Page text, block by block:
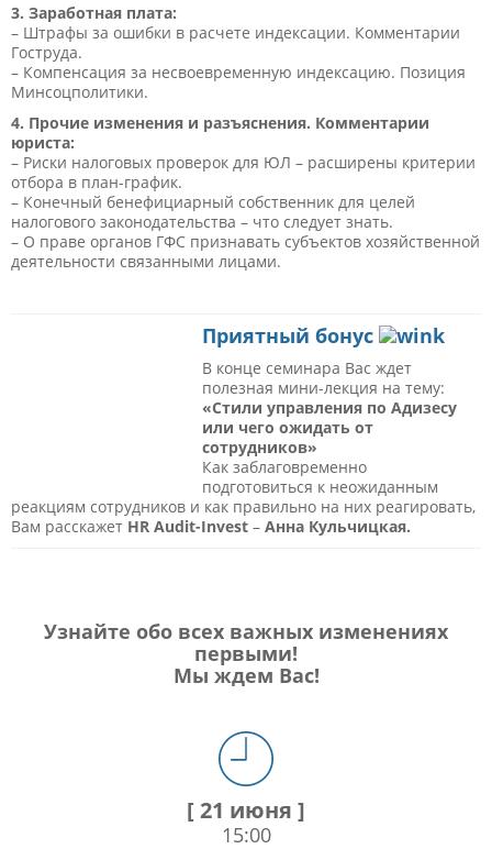
3. Заработная плата:
– Штрафы за ошибки в расчете индексации. Комментарии
Гоструда.
– Компенсация за несвоевременную индексацию. Позиция
Минсоцполитики.
4. Прочие изменения и разъяснения. Комментарии
юриста:
– Риски налоговых проверок для ЮЛ – расширены критерии
отбора в план-график.
– Конечный бенефициарный собственник для целей
налогового законодательства – что следует знать.
– О праве органов ГФС признавать субъектов хозяйственной
деятельности связанными лицами.
Приятный бонус
В конце семинара Вас ждет
полезная мини-лекция на тему:
«Стили управления по Адизесу
или чего ожидать от
сотрудников»
Как заблаговременно
подготовиться к неожиданным
реакциям сотрудников и как правильно на них реагировать,
Вам расскажет HR Audit-Invest – Анна Кульчицкая.
Узнайте обо всех важных изменениях
первыми!
Мы ждем Вас!
[ 21 июня ]
15:00